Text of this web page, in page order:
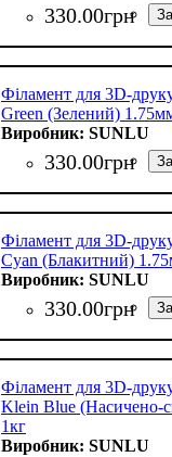
330.00грн
Філамент для 3D-
Green (Зелений)
SUNLU
330.00грн
Філамент для 3D-
Cyan (Блакитний)
SUNLU
330.00грн
Філамент для 3D-
Klein Blue (Насичено-
1кг
SUNLU